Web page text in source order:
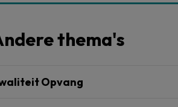
thema's
Opvang